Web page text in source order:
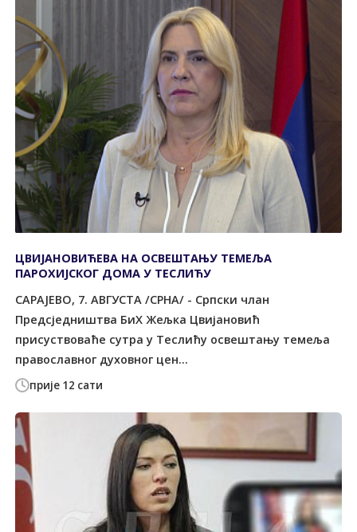
прије 12 сати
ЦВИЈАНОВИЋЕВА НА ОСВЕШТАЊУ ТЕМЕЉА
ПАРОХИЈСКОГ ДОМА У ТЕСЛИЋУ
САРАЈЕВО, 7. АВГУСТА /СРНА/ - Српски члан
Предсједништва БиХ Жељка Цвијановић
присуствоваће сутра у Теслићу освештању темеља
православног духовног цен...